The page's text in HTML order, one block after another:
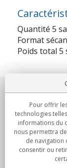
Quantité 5
Format
Poids total 5
Notre société
Engagements
Achats
Pour offrir
technologies
informations du
nous permettra
de navigation
consentir ou